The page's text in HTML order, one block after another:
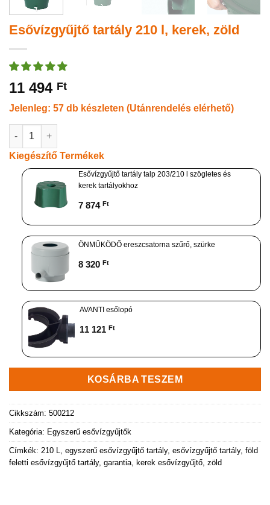
Esővízgyűjtő tartály 210 l, kerek, zöld
11 494 Ft
Jelenleg: 57 db készleten (Utánrendelés elérhető)
Esővízgyűjtő tartály 210 l, kerek, zöld mennyiség
Kiegészítő Termékek
Esővízgyűjtő tartály talp 203/210 l szögletes és
kerek tartályokhoz
7 874 Ft
ÖNMŰKÖDŐ ereszcsatorna szűrő, szürke
8 320 Ft
AVANTI esőlopó
11 121 Ft
KOSÁRBA TESZEM
Cikkszám: 500212
Kategória: Egyszerű esővízgyűjtők
Címkék: 210 L egyszerű esővízgyűjtő tartály, esővízgyűjtő tartály, föld
feletti esővízgyűjtő tartály, garantia kerek esővízgyűjtő zöld